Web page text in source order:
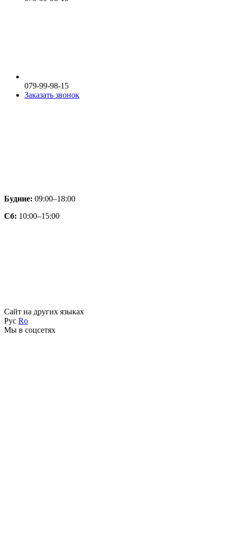
079-99-98-15
Заказать звонок
Будние: 09:00–18:00
Сб: 10:00–15:00
Сайт на других языках
Рус Ro
Мы в соцсетях